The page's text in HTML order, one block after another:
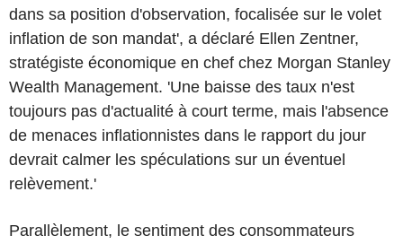
dans sa position d'observation, focalisée sur le volet
inflation de son mandat', a déclaré Ellen Zentner,
stratégiste économique en chef chez Morgan Stanley
Wealth Management. 'Une baisse des taux n'est
toujours pas d'actualité à court terme, mais l'absence
de menaces inflationnistes dans le rapport du jour
devrait calmer les spéculations sur un éventuel
relèvement.'
Parallèlement, le sentiment des consommateurs